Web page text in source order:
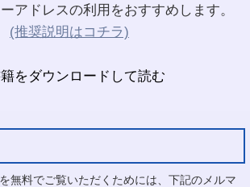
アドレスの利用をおすすめします。
(推奨説明はコチラ)
無料でご覧いただくためには、下記のメルマ